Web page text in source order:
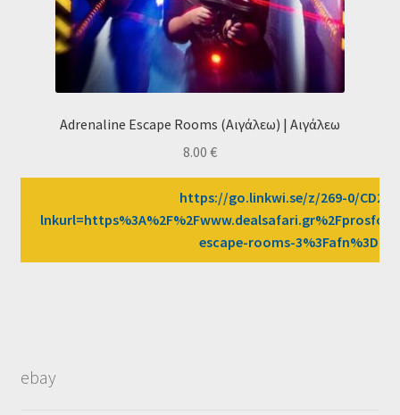
Adrenaline Escape Rooms (Αιγάλεω) | Αιγάλεω
8.00 €
https://go.linkwi.se/z/269-0/
escape-rooms-3%3Fafn%3DLW
ebay